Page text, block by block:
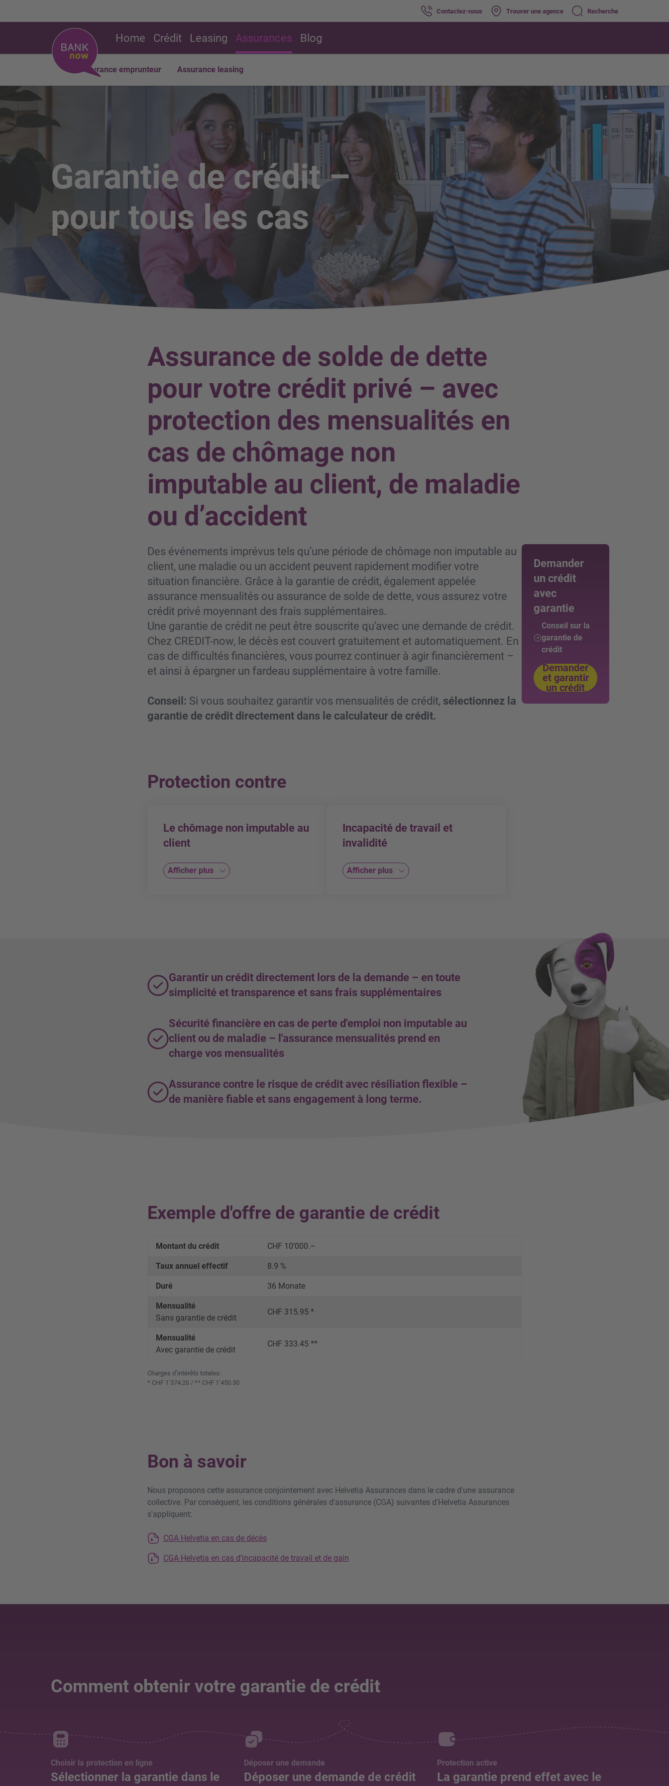
Contactez-nous Trouver une agence Recherche
Home Crédit Leasing Assurances Blog
Assurance emprunteur Assurance leasing
Garantie de crédit –
pour tous les cas
Assurance de solde de dette
pour votre crédit privé – avec
protection des mensualités en
cas de chômage non
imputable au client, de maladie
ou d’accident
Demander
un crédit
avec
garantie
Conseil sur la
garantie de
crédit
Demander
et garantir
un crédit
Des événements imprévus tels qu’une période de chômage non imputable au
client, une maladie ou un accident peuvent rapidement modifier votre
situation financière. Grâce à la garantie de crédit, également appelée
assurance mensualités ou assurance de solde de dette, vous assurez votre
crédit privé moyennant des frais supplémentaires.
Une garantie de crédit ne peut être souscrite qu’avec une demande de crédit.
Chez CREDIT-now, le décès est couvert gratuitement et automatiquement. En
cas de difficultés financières, vous pourrez continuer à agir financièrement –
et ainsi à épargner un fardeau supplémentaire à votre famille.
Conseil: Si vous souhaitez garantir vos mensualités de crédit, sélectionnez la
garantie de crédit directement dans le calculateur de crédit.
Protection contre
Le chômage non imputable au
client
Afficher plus
Incapacité de travail et
invalidité
Afficher plus
durée du contrat
En cas d’invalidité durable:
jusqu’à hauteur de CHF 100’000
Garantir un crédit directement lors de la demande – en toute
simplicité et transparence et sans frais supplémentaires
Sécurité financière en cas de perte d'emploi non imputable au
client ou de maladie – l'assurance mensualités prend en
charge vos mensualités
Assurance contre le risque de crédit avec résiliation flexible –
de manière fiable et sans engagement à long terme.
Exemple d'offre de garantie de crédit
Montant du crédit CHF 10’000.–
Taux annuel effectif 8.9 %
Duré 36 Monate
Mensualité
Sans garantie de crédit
CHF 315.95 *
Mensualité
Avec garantie de crédit
CHF 333.45 **
Charges d’intérêts totales:
* CHF 1’374.20 / ** CHF 1’450.30
Bon à savoir
Nous proposons cette assurance conjointement avec Helvetia Assurances dans le cadre d'une assurance
collective. Par conséquent, les conditions générales d'assurance (CGA) suivantes d'Helvetia Assurances
s'appliquent:
CGA Helvetia en cas de décès
CGA Helvetia en cas d’incapacité de travail et de gain
Comment obtenir votre garantie de crédit
Choisir la protection en ligne
Sélectionner la garantie dans le
Déposer une demande
Déposer une demande de crédit
Protection active
La garantie prend effet avec le